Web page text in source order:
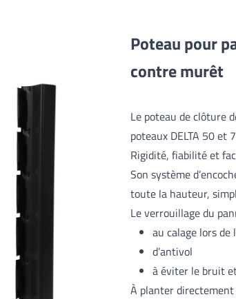
Poteau pour
contre murêt
Le poteau de clôture
poteaux DELTA 50 et
Rigidité, fiabilité et
Son système
toute la hauteur,
Le verrouillage du
au calage lors de
d’antivol
à éviter le bruit
À planter directement